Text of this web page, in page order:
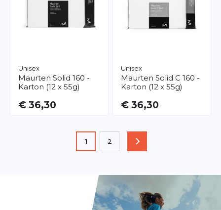
Unisex
Maurten Solid 160 -
Karton (12 x 55g)
€ 36,30
Unisex
Maurten Solid C 160 -
Karton (12 x 55g)
€ 36,30
Sie lesen gerade die Seite
1
Seite
2 SEITE